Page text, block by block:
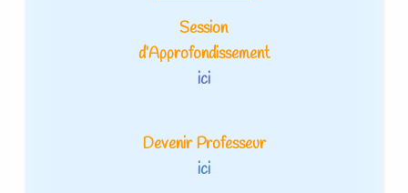
Session
d’Approfondissement
ici
Devenir Professeur
ici